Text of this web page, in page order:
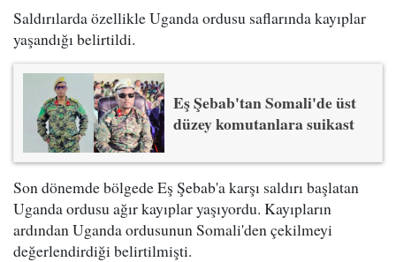
Saldırılarda özellikle Uganda ordusu saflarında kayıplar
yaşandığı belirtildi.
Eş Şebab'tan Somali'de üst
düzey komutanlara suikast
Son dönemde bölgede Eş Şebab'a karşı saldırı başlatan
Uganda ordusu ağır kayıplar yaşıyordu. Kayıpların
ardından Uganda ordusunun Somali'den çekilmeyi
değerlendirdiği belirtilmişti.